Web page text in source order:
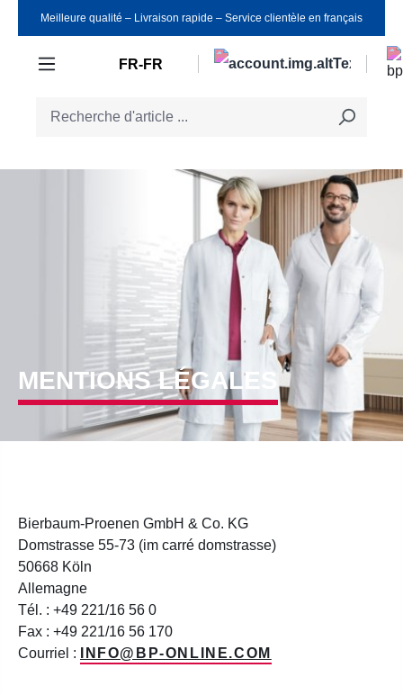
Passer au contenu principal
Meilleure qualité ‒ Livraison rapide ‒ Service clientèle en français
FR-FR
MENTIONS LÉGALES
Bierbaum-Proenen GmbH & Co. KG
Domstrasse 55-73 (im carré domstrasse)
50668 Köln
Allemagne
Tél. : +49 221/16 56 0
Fax : +49 221/16 56 170
Courriel :
INFO@BP-ONLINE.COM